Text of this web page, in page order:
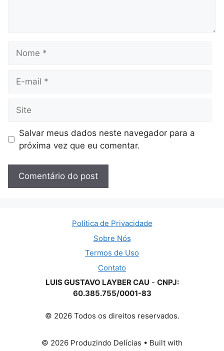
mail
Salvar meus dados neste navegador para a
próxima vez que eu comentar.
Política de Privacidade
Sobre Nós
Termos de Uso
Contato
LUIS GUSTAVO LAYBER CAU - CNPJ:
60.385.755/0001-83
© 2026 Todos os direitos reservados.
© 2026 Produzindo Delícias • Built with